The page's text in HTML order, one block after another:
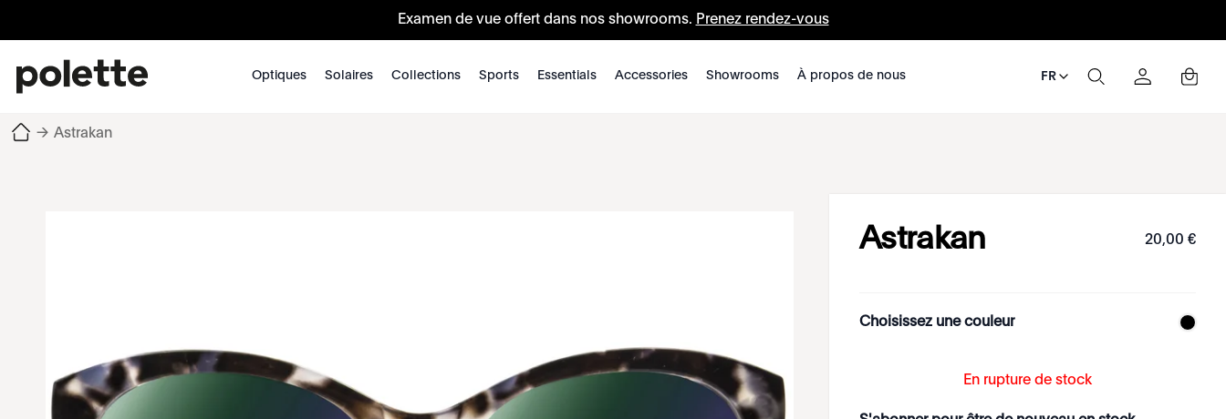
Examen de vue offert dans nos showrooms. Prenez rendez-vous
Optiques Solaires Collections Sports Essentials Accessories Showrooms À propos de nous FR
→ Astrakan
Astrakan 20,00 €
Choisissez une couleur
En rupture de stock